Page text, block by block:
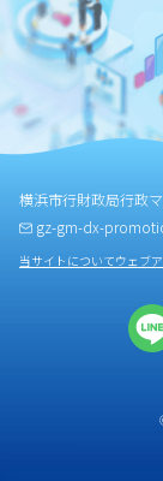
横浜市行財政局行政
gz-gm-dx-
当サイトについてウェブ